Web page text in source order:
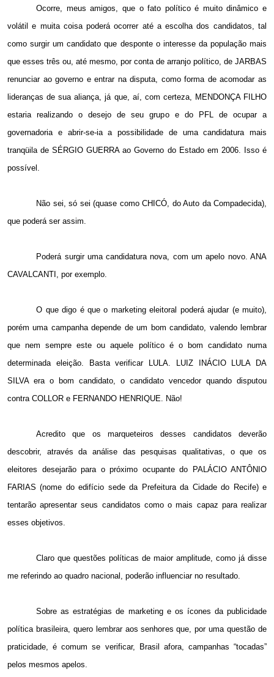
Ocorre, meus amigos, que o fato político é muito dinâmico e
volátil e muita coisa poderá ocorrer até a escolha dos candidatos, tal
como surgir um candidato que desponte o interesse da população mais
que esses três ou, até mesmo, por conta de arranjo político, de JARBAS
renunciar ao governo e entrar na disputa, como forma de acomodar as
lideranças de sua aliança, já que, aí, com certeza, MENDONÇA FILHO
estaria realizando o desejo de seu grupo e do PFL de ocupar a
governadoria e abrir-se-ia a possibilidade de uma candidatura mais
tranqüila de SÉRGIO GUERRA ao Governo do Estado em 2006. Isso é
possível.
Não sei, só sei (quase como CHICÓ, do Auto da Compadecida),
que poderá ser assim.
Poderá surgir uma candidatura nova, com um apelo novo. ANA
CAVALCANTI, por exemplo.
O que digo é que o marketing eleitoral poderá ajudar (e muito),
porém uma campanha depende de um bom candidato, valendo lembrar
que nem sempre este ou aquele político é o bom candidato numa
determinada eleição. Basta verificar LULA. LUIZ INÁCIO LULA DA
SILVA era o bom candidato, o candidato vencedor quando disputou
contra COLLOR e FERNANDO HENRIQUE. Não!
Acredito que os marqueteiros desses candidatos deverão
descobrir, através da análise das pesquisas qualitativas, o que os
eleitores desejarão para o próximo ocupante do PALÁCIO ANTÔNIO
FARIAS (nome do edifício sede da Prefeitura da Cidade do Recife) e
tentarão apresentar seus candidatos como o mais capaz para realizar
esses objetivos.
Claro que questões políticas de maior amplitude, como já disse
me referindo ao quadro nacional, poderão influenciar no resultado.
Sobre as estratégias de marketing e os ícones da publicidade
política brasileira, quero lembrar aos senhores que, por uma questão de
praticidade, é comum se verificar, Brasil afora, campanhas “tocadas”
pelos mesmos apelos.